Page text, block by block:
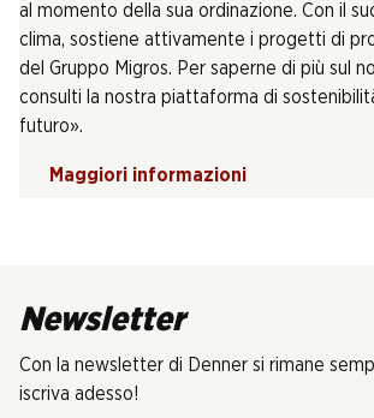
al momento della sua ordinazione. Con il
clima, sostiene attivamente i progetti di
del Gruppo Migros. Per saperne di più sul
consulti la nostra piattaforma di
futuro».
Maggiori informazioni
Newsletter
Con la newsletter di Denner si rimane
iscriva adesso!